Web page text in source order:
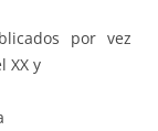
por vez
XX y